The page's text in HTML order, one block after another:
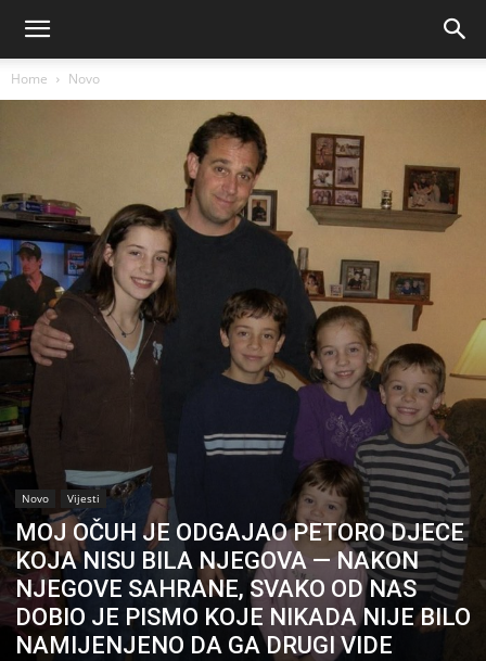
Home Novo
Novo Vijesti
MOJ OČUH JE ODGAJAO PETORO DJECE
KOJA NISU BILA NJEGOVA — NAKON
NJEGOVE SAHRANE, SVAKO OD NAS
DOBIO JE PISMO KOJE NIKADA NIJE BILO
NAMIJENJENO DA GA DRUGI VIDE